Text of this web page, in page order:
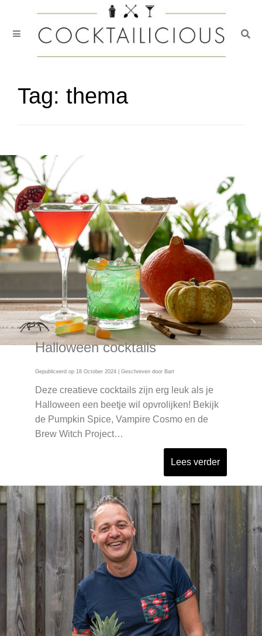
Tag: thema
Halloween cocktails
Gepubliceerd op 18 October 2024 | Geschreven door Bart
Deze creatieve cocktails zijn erg leuk als je
Halloween een beetje wil opvrolijken! Bekijk
de Pumpkin Spice, Vampire Cosmo en de
Brew Witch Project…
Lees verder